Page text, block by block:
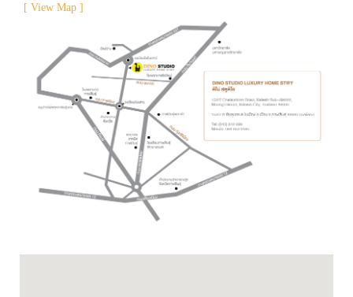
[ View Map ]